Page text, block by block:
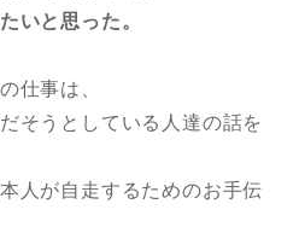
いと思った。
仕事は、
そうとしている人達の話を
人が自走するためのお手伝